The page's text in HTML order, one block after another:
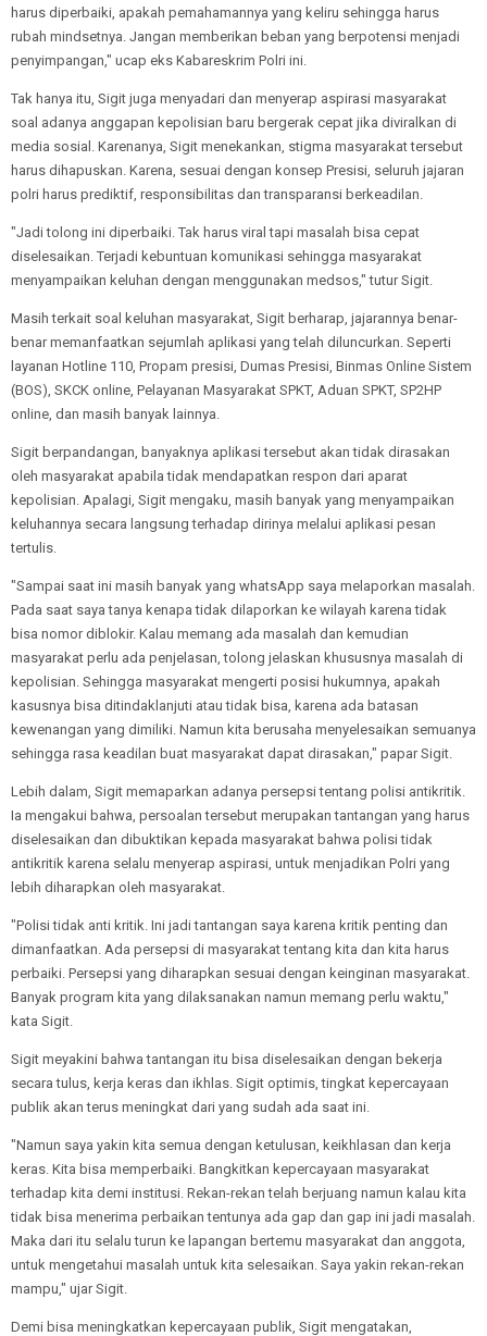
harus diperbaiki, apakah pemahamannya yang keliru sehingga harus
rubah mindsetnya. Jangan memberikan beban yang berpotensi menjadi
penyimpangan," ucap eks Kabareskrim Polri ini.
Tak hanya itu, Sigit juga menyadari dan menyerap aspirasi masyarakat
soal adanya anggapan kepolisian baru bergerak cepat jika diviralkan di
media sosial. Karenanya, Sigit menekankan, stigma masyarakat tersebut
harus dihapuskan. Karena, sesuai dengan konsep Presisi, seluruh jajaran
polri harus prediktif, responsibilitas dan transparansi berkeadilan.
"Jadi tolong ini diperbaiki. Tak harus viral tapi masalah bisa cepat
diselesaikan. Terjadi kebuntuan komunikasi sehingga masyarakat
menyampaikan keluhan dengan menggunakan medsos," tutur Sigit.
Masih terkait soal keluhan masyarakat, Sigit berharap, jajarannya benar-
benar memanfaatkan sejumlah aplikasi yang telah diluncurkan. Seperti
layanan Hotline 110, Propam presisi, Dumas Presisi, Binmas Online Sistem
(BOS), SKCK online, Pelayanan Masyarakat SPKT, Aduan SPKT, SP2HP
online, dan masih banyak lainnya.
Sigit berpandangan, banyaknya aplikasi tersebut akan tidak dirasakan
oleh masyarakat apabila tidak mendapatkan respon dari aparat
kepolisian. Apalagi, Sigit mengaku, masih banyak yang menyampaikan
keluhannya secara langsung terhadap dirinya melalui aplikasi pesan
tertulis.
"Sampai saat ini masih banyak yang whatsApp saya melaporkan masalah.
Pada saat saya tanya kenapa tidak dilaporkan ke wilayah karena tidak
bisa nomor diblokir. Kalau memang ada masalah dan kemudian
masyarakat perlu ada penjelasan, tolong jelaskan khususnya masalah di
kepolisian. Sehingga masyarakat mengerti posisi hukumnya, apakah
kasusnya bisa ditindaklanjuti atau tidak bisa, karena ada batasan
kewenangan yang dimiliki. Namun kita berusaha menyelesaikan semuanya
sehingga rasa keadilan buat masyarakat dapat dirasakan," papar Sigit.
Lebih dalam, Sigit memaparkan adanya persepsi tentang polisi antikritik.
Ia mengakui bahwa, persoalan tersebut merupakan tantangan yang harus
diselesaikan dan dibuktikan kepada masyarakat bahwa polisi tidak
antikritik karena selalu menyerap aspirasi, untuk menjadikan Polri yang
lebih diharapkan oleh masyarakat.
"Polisi tidak anti kritik. Ini jadi tantangan saya karena kritik penting dan
dimanfaatkan. Ada persepsi di masyarakat tentang kita dan kita harus
perbaiki. Persepsi yang diharapkan sesuai dengan keinginan masyarakat.
Banyak program kita yang dilaksanakan namun memang perlu waktu,"
kata Sigit.
Sigit meyakini bahwa tantangan itu bisa diselesaikan dengan bekerja
secara tulus, kerja keras dan ikhlas. Sigit optimis, tingkat kepercayaan
publik akan terus meningkat dari yang sudah ada saat ini.
"Namun saya yakin kita semua dengan ketulusan, keikhlasan dan kerja
keras. Kita bisa memperbaiki. Bangkitkan kepercayaan masyarakat
terhadap kita demi institusi. Rekan-rekan telah berjuang namun kalau kita
tidak bisa menerima perbaikan tentunya ada gap dan gap ini jadi masalah.
Maka dari itu selalu turun ke lapangan bertemu masyarakat dan anggota,
untuk mengetahui masalah untuk kita selesaikan. Saya yakin rekan-rekan
mampu," ujar Sigit.
Demi bisa meningkatkan kepercayaan publik, Sigit mengatakan,